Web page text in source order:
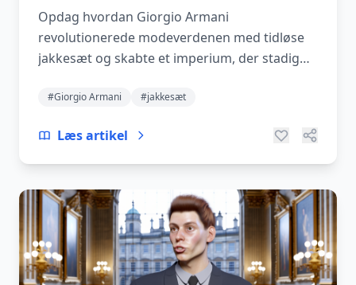
Opdag hvordan Giorgio Armani
revolutionerede modeverdenen med tidløse
jakkesæt og skabte et imperium, der stadig
#Giorgio Armani #jakkesæt
Læs artikel